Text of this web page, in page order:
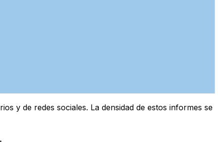
y de redes sociales. La densidad de estos informes se